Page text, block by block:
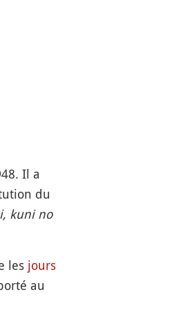
Il a
du
kuni no
les jours
au